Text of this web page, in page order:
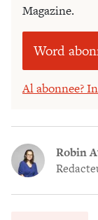
Magazine.
Word
Al abonnee?
Robin